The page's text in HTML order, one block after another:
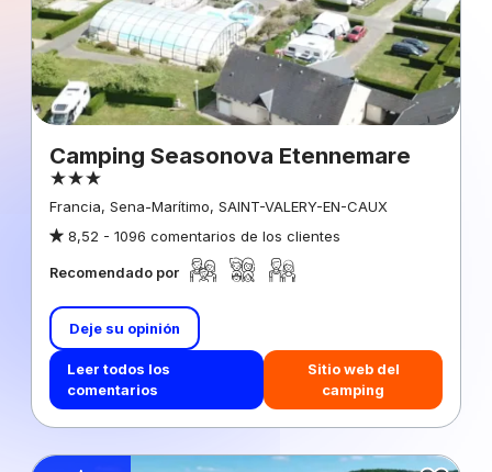
Camping Seasonova Etennemare
Francia, Sena-Marítimo, SAINT-VALERY-EN-CAUX
8,52 - 1096 comentarios de los clientes
Recomendado por
Deje su opinión
Leer todos los
comentarios
Sitio web del
camping